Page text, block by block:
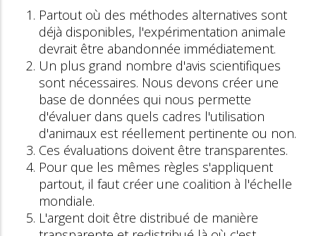
Partout où des méthodes alternatives sont
déjà disponibles, l'expérimentation animale
devrait être abandonnée immédiatement.
Un plus grand nombre d'avis scientifiques
sont nécessaires. Nous devons créer une
base de données qui nous permette
d'évaluer dans quels cadres l'utilisation
d'animaux est réellement pertinente ou non.
Ces évaluations doivent être transparentes.
Pour que les mêmes règles s'appliquent
partout, il faut créer une coalition à l'échelle
mondiale.
L'argent doit être distribué de manière